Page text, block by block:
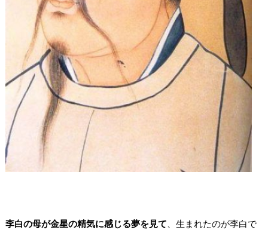
李白の母が金星の精気に感じる夢を見て 、生まれたのが李白で